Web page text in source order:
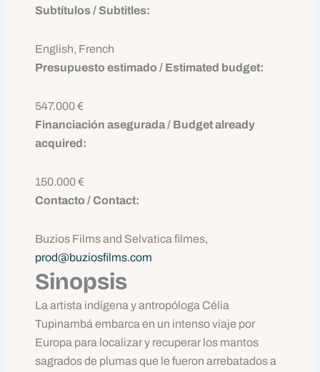
Subtítulos / Subtitles:
English, French
Presupuesto estimado / Estimated budget:
547.000 €
Financiación asegurada / Budget already
acquired:
150.000 €
Contacto / Contact:
Buzios Films and Selvatica filmes,
prod@buziosfilms.com
Sinopsis
La artista indígena y antropóloga Célia
Tupinambá embarca en un intenso viaje por
Europa para localizar y recuperar los mantos
sagrados de plumas que le fueron arrebatados a